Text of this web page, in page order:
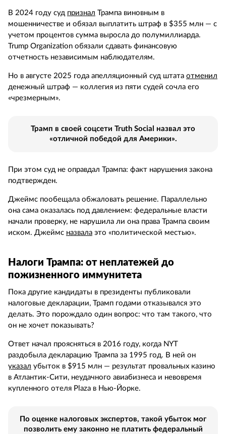
В 2024 году суд признал Трампа виновным в
мошенничестве и обязал выплатить штраф в $355 млн — с
учетом процентов сумма выросла до полумиллиарда.
Trump Organization обязали сдавать финансовую
отчетность независимым наблюдателям.
Но в августе 2025 года апелляционный суд штата отменил
денежный штраф — коллегия из пяти судей сочла его
«чрезмерным».
Трамп в своей соцсети Truth Social назвал это
«отличной победой для Америки».
При этом суд не оправдал Трампа: факт нарушения закона
подтвержден.
Джеймс пообещала обжаловать решение. Параллельно
она сама оказалась под давлением: федеральные власти
начали проверку, не нарушила ли она права Трампа своим
иском. Джеймс назвала это «политической местью».
Налоги Трампа: от неплатежей до
пожизненного иммунитета
Пока другие кандидаты в президенты публиковали
налоговые декларации, Трамп годами отказывался это
делать. Это порождало один вопрос: что там такого, что
он не хочет показывать?
Ответ начал проясняться в 2016 году, когда NYT
раздобыла декларацию Трампа за 1995 год. В ней он
указал убыток в $915 млн — результат провальных казино
в Атлантик-Сити, неудачного авиабизнеса и невовремя
купленного отеля Plaza в Нью-Йорке.
По оценке налоговых экспертов, такой убыток мог
позволить ему законно не платить федеральный